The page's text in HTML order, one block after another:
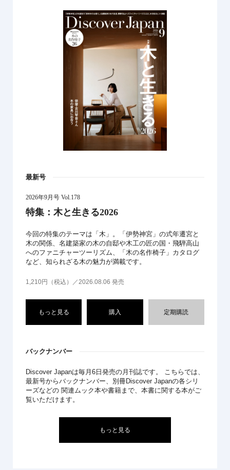
最新号
2026年9月号 Vol.178
特集：木と生きる2026
今回の特集のテーマは「木」。「伊勢神宮」の式年遷宮と
木の関係、名建築家の木の自邸や木工の匠の国・飛騨高山
へのファニチャーツーリズム、「木の名作椅子」カタログ
など、知られざる木の魅力が満載です。
1,210円（税込）／2026.08.06 発売
もっと見る 購入 定期購読
バックナンバー
Discover Japanは毎月6日発売の月刊誌です。 こちらでは、
最新号からバックナンバー、別冊Discover Japanの各シリ
ーズなどの 関連ムック本や書籍まで、本書に関する本がご
覧いただけます。
もっと見る